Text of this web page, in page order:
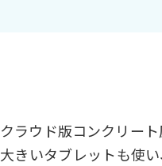
クラウド版コンクリー
大きいタブレットも使